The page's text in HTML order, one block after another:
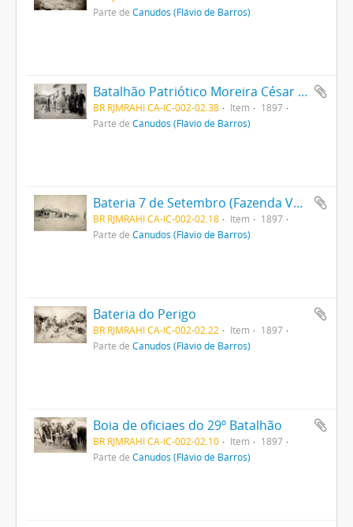
Parte de Canudos (Flávio de Barros)
Batalhão Patriótico Moreira César em Monte Santo
BR RJMRAHI CA-IC-002-02.38 Item
1897
Parte de Canudos (Flávio de Barros)
Bateria 7 de Setembro (Fazenda Velha)
BR RJMRAHI CA-IC-002-02.18 Item
1897
Parte de Canudos (Flávio de Barros)
Bateria do Perigo
BR RJMRAHI CA-IC-002-02.22 Item
1897
Parte de Canudos (Flávio de Barros)
Boia de oficiaes do 29º Batalhão
BR RJMRAHI CA-IC-002-02.10 Item
1897
Parte de Canudos (Flávio de Barros)